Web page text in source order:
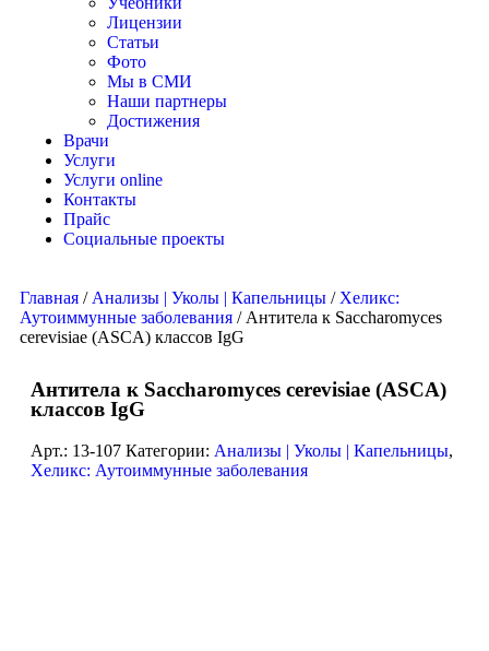
Лицензии
Статьи
Фото
Мы в СМИ
Наши партнеры
Достижения
Врачи
Услуги
Услуги online
Контакты
Прайс
Социальные проекты
Главная / Анализы | Уколы | Капельницы / Хеликс:
Аутоиммунные заболевания / Антитела к Sacchаromyces
cerevisiae (ASCA) классов IgG
Антитела к Sacchаromyces cerevisiae (ASCA)
классов IgG
Арт.: 13-107 Категории: Анализы | Уколы | Капельницы,
Хеликс: Аутоиммунные заболевания